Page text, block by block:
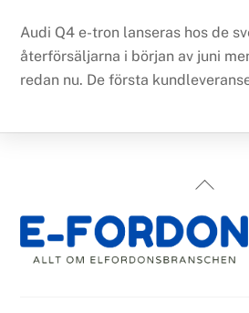
Audi Q4 e-tron lanseras hos de
återförsäljarna i början av juni
redan nu. De första
Back
Top